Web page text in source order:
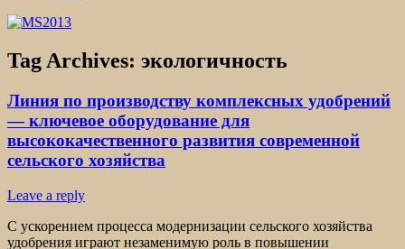
Tag Archives: экологичность
Линия по производству комплексных удобрений
— ключевое оборудование для
высококачественного развития современной
сельского хозяйства
Leave a reply
С ускорением процесса модернизации сельского хозяйства
удобрения играют незаменимую роль в повышении